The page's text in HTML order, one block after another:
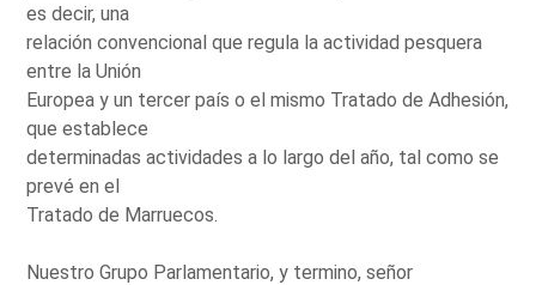
es decir, una
relación convencional que regula la actividad pesquera
entre la Unión
Europea y un tercer país o el mismo Tratado de Adhesión,
que establece
determinadas actividades a lo largo del año, tal como se
prevé en el
Tratado de Marruecos.
Nuestro Grupo Parlamentario, y termino, señor